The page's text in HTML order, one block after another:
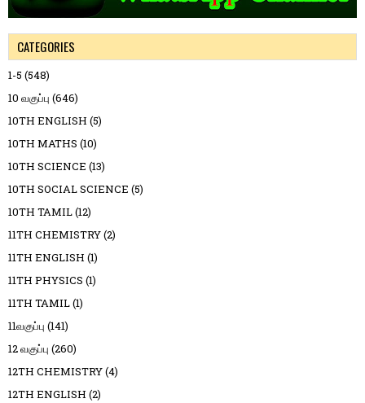
CATEGORIES
1-5 (548)
10 வகுப்பு (646)
10TH ENGLISH (5)
10TH MATHS (10)
10TH SCIENCE (13)
10TH SOCIAL SCIENCE (5)
10TH TAMIL(12)
11TH CHEMISTRY(2)
11TH ENGLISH (1)
11TH PHYSICS (1)
11TH TAMIL(1)
11வகுப்பு (141)
12 வகுப்பு (260)
12TH CHEMISTRY(4)
12TH ENGLISH (2)